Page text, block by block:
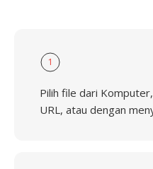
1
Pilih file dari
URL, atau dengan